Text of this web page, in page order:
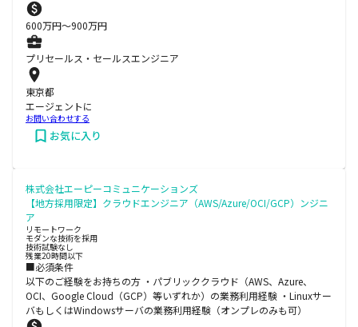
600万円〜900万円
プリセールス・セールスエンジニア
東京都
エージェントに
お問い合わせする
お気に入り
株式会社エーピーコミュニケーションズ
【地方採用限定】クラウドエンジニア（AWS/Azure/OCI/GCP）ンジニ
ア
リモートワーク
モダンな技術を採用
技術試験なし
残業20時間以下
■必須条件
以下のご経験をお持ちの方 ・パブリッククラウド（AWS、Azure、
OCI、Google Cloud（GCP）等いずれか）の業務利用経験 ・Linuxサー
バもしくはWindowsサーバの業務利用経験（オンプレのみも可）